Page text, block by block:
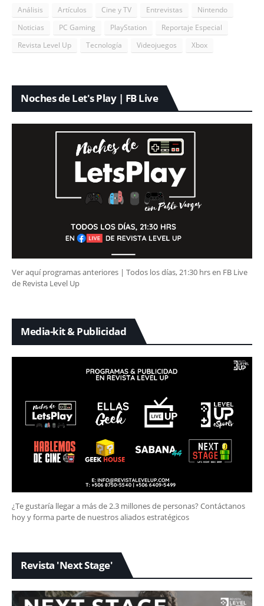
Análisis Artículos Cine y TV Entrevistas
Nintendo
Noticias
PC Gaming PlayStation
Reportaje Especial
Revista Level Up
Tecnología Videojuegos Xbox
Noches de Let's Play | FB Live
Ver aquí programas anteriores | Todos los días, 21:30 hrs en FB Live
de Revista Level Up
Media-kit & Publicidad
¿Te gustaría llegar a más de 2.3 millones de personas? Contáctanos
hoy y forma parte de nuestros aliados estratégicos
Revista 'Next Stage'